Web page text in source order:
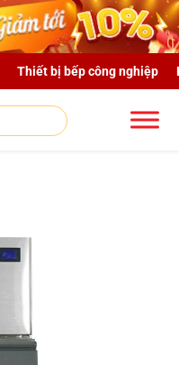
Thiết bị bếp công nghiệp